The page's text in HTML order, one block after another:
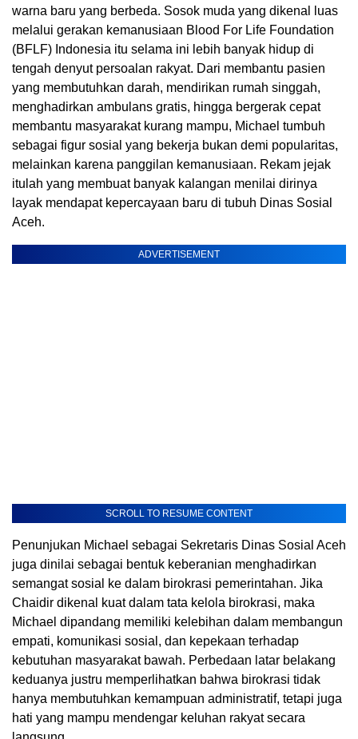
warna baru yang berbeda. Sosok muda yang dikenal luas
melalui gerakan kemanusiaan Blood For Life Foundation
(BFLF) Indonesia itu selama ini lebih banyak hidup di
tengah denyut persoalan rakyat. Dari membantu pasien
yang membutuhkan darah, mendirikan rumah singgah,
menghadirkan ambulans gratis, hingga bergerak cepat
membantu masyarakat kurang mampu, Michael tumbuh
sebagai figur sosial yang bekerja bukan demi popularitas,
melainkan karena panggilan kemanusiaan. Rekam jejak
itulah yang membuat banyak kalangan menilai dirinya
layak mendapat kepercayaan baru di tubuh Dinas Sosial
Aceh.
ADVERTISEMENT
SCROLL TO RESUME CONTENT
Penunjukan Michael sebagai Sekretaris Dinas Sosial Aceh
juga dinilai sebagai bentuk keberanian menghadirkan
semangat sosial ke dalam birokrasi pemerintahan. Jika
Chaidir dikenal kuat dalam tata kelola birokrasi, maka
Michael dipandang memiliki kelebihan dalam membangun
empati, komunikasi sosial, dan kepekaan terhadap
kebutuhan masyarakat bawah. Perbedaan latar belakang
keduanya justru memperlihatkan bahwa birokrasi tidak
hanya membutuhkan kemampuan administratif, tetapi juga
hati yang mampu mendengar keluhan rakyat secara